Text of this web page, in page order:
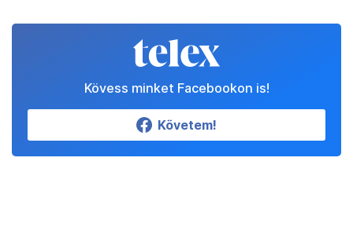
Kövess minket Facebookon is!
Követem!